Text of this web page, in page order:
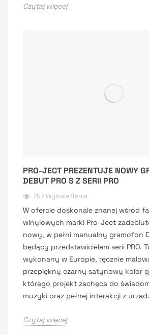
Czytaj więcej
PRO-JECT PREZENTUJE NOWY
DEBUT PRO S Z SERII PRO
797 Wyświetlenia
W ofercie doskonale znanej wśród
winylowych marki Pro-Ject
nowy, w pełni manualny gramofon
będący przedstawicielem serii PRO.
wykonany w Europie, ręcznie
przepiękny czarny satynowy kolor
którego projekt zachęca do
muzyki oraz pełnej interakcji z
Czytaj więcej